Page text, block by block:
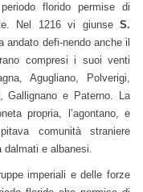
florido permise di
Nel 1216 vi giunse S.
andato defi-nendo anche il
compresi i suoi venti
Agugliano, Polverigi,
Gallignano e Paterno. La
propria, l’agontano, e
comunità straniere
dalmati e albanesi.
imperiali e delle forze